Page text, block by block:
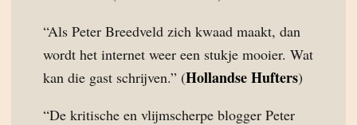
“Als Peter Breedveld zich kwaad maakt, dan
wordt het internet weer een stukje mooier. Wat
kan die gast schrijven.” (Hollandse Hufters)
“De kritische en vlijmscherpe blogger Peter